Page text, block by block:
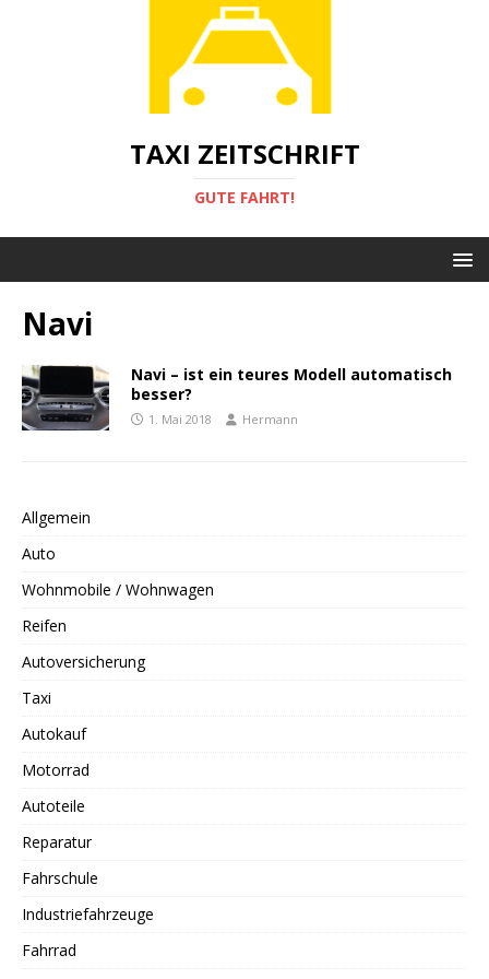
TAXI ZEITSCHRIFT
GUTE FAHRT!
Navi
Navi – ist ein teures Modell automatisch
besser?
1. Mai 2018 Hermann
Allgemein
Auto
Wohnmobile / Wohnwagen
Reifen
Autoversicherung
Taxi
Autokauf
Motorrad
Autoteile
Reparatur
Fahrschule
Industriefahrzeuge
Fahrrad